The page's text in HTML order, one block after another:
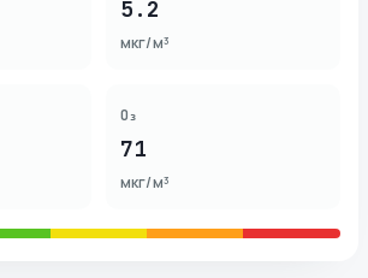
5.2
мкг/м³
O₃
71
мкг/м³